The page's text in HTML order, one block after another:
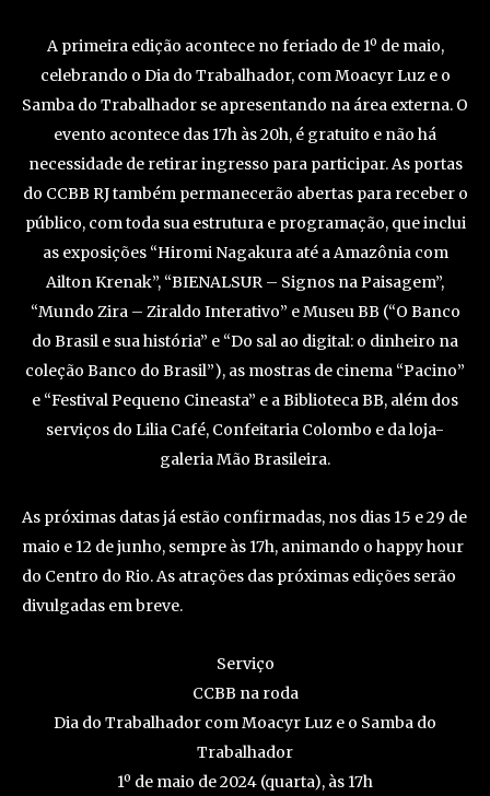
A primeira edição acontece no feriado de 1º de maio,
celebrando o Dia do Trabalhador, com Moacyr Luz e o
Samba do Trabalhador se apresentando na área externa. O
evento acontece das 17h às 20h, é gratuito e não há
necessidade de retirar ingresso para participar. As portas
do CCBB RJ também permanecerão abertas para receber o
público, com toda sua estrutura e programação, que inclui
as exposições “Hiromi Nagakura até a Amazônia com
Ailton Krenak”, “BIENALSUR – Signos na Paisagem”,
“Mundo Zira – Ziraldo Interativo” e Museu BB (“O Banco
do Brasil e sua história” e “Do sal ao digital: o dinheiro na
coleção Banco do Brasil”), as mostras de cinema “Pacino”
e “Festival Pequeno Cineasta” e a Biblioteca BB, além dos
serviços do Lilia Café, Confeitaria Colombo e da loja-
galeria Mão Brasileira.
As próximas datas já estão confirmadas, nos dias 15 e 29 de
maio e 12 de junho, sempre às 17h, animando o happy hour
do Centro do Rio. As atrações das próximas edições serão
divulgadas em breve.
Serviço
CCBB na roda
Dia do Trabalhador com Moacyr Luz e o Samba do
Trabalhador
1º de maio de 2024 (quarta), às 17h